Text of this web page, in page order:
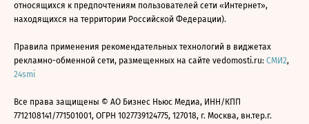
относящихся к предпочтениям пользователей сети «Интернет»,
находящихся на территории Российской Федерации).
Правила применения рекомендательных технологий в виджетах
рекламно-обменной сети, размещенных на сайте vedomosti.ru: СМИ2,
24smi
Все права защищены © АО Бизнес Ньюс Медиа, ИНН/КПП
7712108141/771501001, ОГРН 1027739124775, 127018, г. Москва, вн.тер.г.